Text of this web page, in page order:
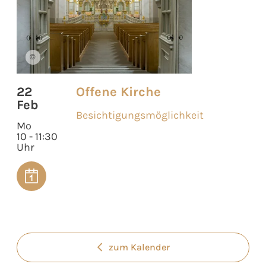
©
22
Feb
Mo
10 - 11:30
Uhr
Offene Kirche
Besichtigungsmöglichkeit
zum Kalender